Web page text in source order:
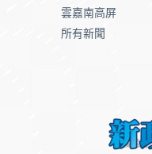
雲嘉南高屏
所有新聞